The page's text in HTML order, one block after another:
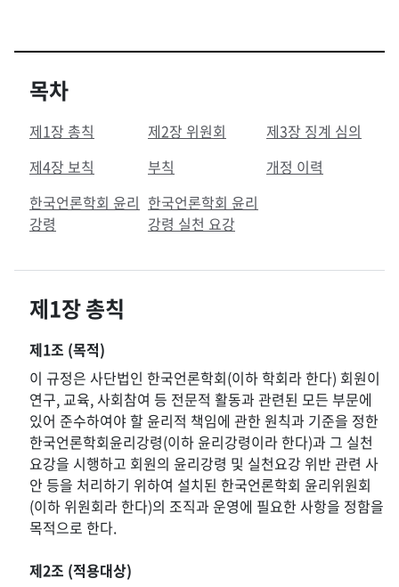
목차
제1장 총칙 제2장 위원회
제3장 징계 심의
제4장 보칙
부칙
개정 이력
한국언론학회 윤리
강령
한국언론학회 윤리
강령 실천 요강
제1장 총칙
제1조 (목적)
이 규정은 사단법인 한국언론학회(이하 학회라 한다) 회원이
연구, 교육, 사회참여 등 전문적 활동과 관련된 모든 부문에
있어 준수하여야 할 윤리적 책임에 관한 원칙과 기준을 정한
한국언론학회윤리강령(이하 윤리강령이라 한다)과 그 실천
요강을 시행하고 회원의 윤리강령 및 실천요강 위반 관련 사
안 등을 처리하기 위하여 설치된 한국언론학회 윤리위원회
(이하 위원회라 한다)의 조직과 운영에 필요한 사항을 정함을
목적으로 한다.
제2조 (적용대상)